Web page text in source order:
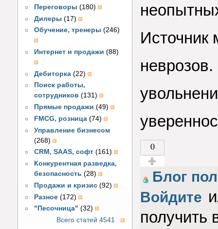
Переговоры (180)
Дилеры (17)
Обучение, тренеры (246)
Интернет и продажи (88)
Дебиторка (22)
Поиск работы,
сотрудников (131)
Прямые продажи (49)
FMCG, розница (74)
Управление бизнесом
(268)
CRM, SAAS, софт (161)
Конкурентная разведка,
безопасность (28)
Продажи и кризис (92)
Разное (172)
"Песочница" (32)
Всего статей 4541
Источник
0
Голос за!
Блог
Войдите
получить